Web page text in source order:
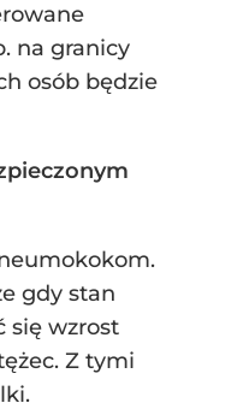
na granicy
osób będzie
gdy stan
się wzrost
Z tymi